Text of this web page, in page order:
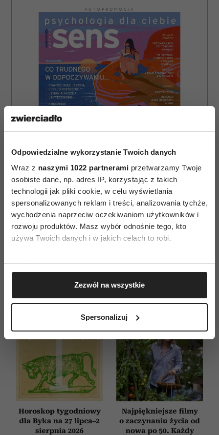
Odpowiedzialne wykorzystanie Twoich danych
Wraz z naszymi 1022 partnerami przetwarzamy Twoje
osobiste dane, np. adres IP, korzystając z takich
technologii jak pliki cookie, w celu wyświetlania
spersonalizowanych reklam i treści, analizowania tychże,
wychodzenia naprzeciw oczekiwaniom użytkowników i
rozwoju produktów. Masz wybór odnośnie tego, kto
używa Twoich danych i w jakich celach to robi.
Jeśli wyrazisz na to zgodę, chcielibyśmy również:
Gromadzić dane dotyczące Twojej lokalizacji
geograficznej z dokładnością nawet do kilku metrów
Identyfikować Twoje urządzenie, aktywnie
(fingerprinting, czyli wirtualny odcisk palca)
dane są przetwarzane oraz ustaw własne preferencje w
sekcji szczegółów. W Deklaracji plików cookie możesz
zmienić lub wycofać swoją zgodę w dowolnej chwili.
Wykorzystujemy pliki cookie do spersonalizowania treści
analizować ruch w naszej witrynie. Informacje o tym, jak
korzystasz z naszej witryny, udostępniamy partnerom
Zezwól na wszystkie
Spersonalizuj
AUTOPROMOCJA
ZAMÓW
WYDANIE DRUKOWANE
E-WYDANIE
Horoskop tygodniowy
dla Byka na 27 lipca–2
sierpnia 2026
Najpiękniejsze filmy
o zaczynaniu życia od
nowa po 50. Każdy